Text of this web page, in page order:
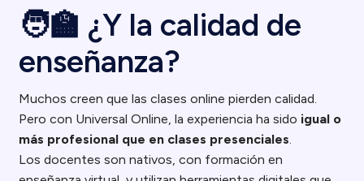
🧑‍🏫 ¿Y la calidad de
enseñanza?
Muchos creen que las clases online pierden calidad.
Pero con Universal Online, la experiencia ha sido igual o
más profesional que en clases presenciales.
Los docentes son nativos, con formación en